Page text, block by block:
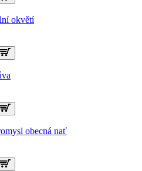
okvětí
obecná nať